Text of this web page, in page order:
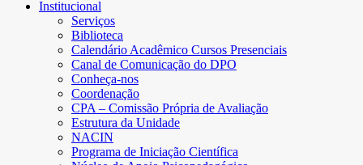
Institucional
Serviços
Biblioteca
Calendário Acadêmico Cursos Presenciais
Canal de Comunicação do DPO
Conheça-nos
Coordenação
CPA – Comissão Própria de Avaliação
Estrutura da Unidade
NACIN
Programa de Iniciação Científica